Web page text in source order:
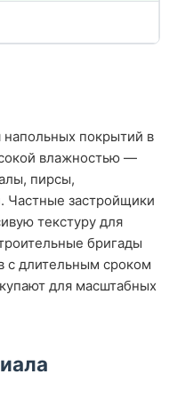
напольных покрытий в
влажностью —
пирсы,
Частные застройщики
текстуру для
бригады
с длительным сроком
для масштабных